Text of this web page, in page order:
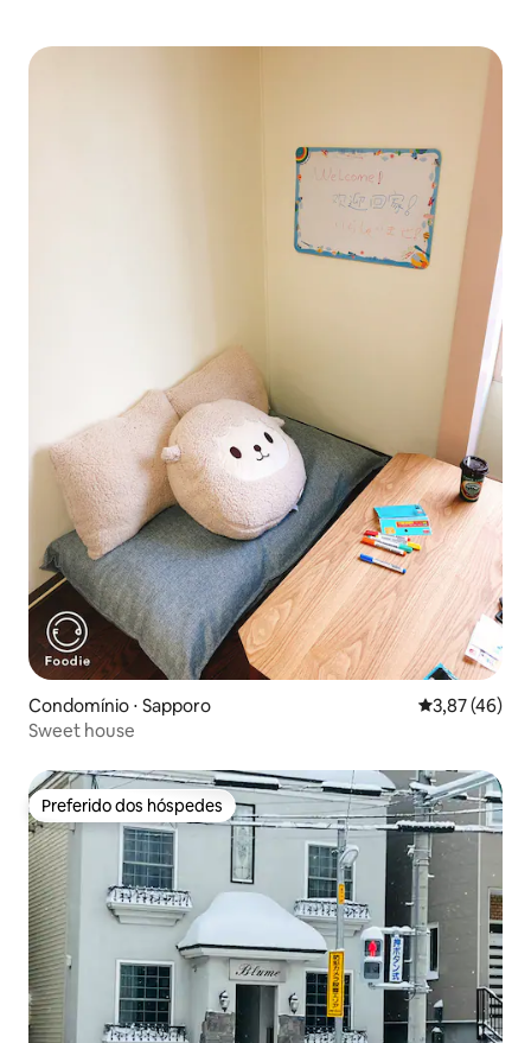
Condomínio ⋅ Sapporo 3,87 de uma
3,87 (46)
Sweet house
Preferido dos hóspedes
Preferido dos hóspedes